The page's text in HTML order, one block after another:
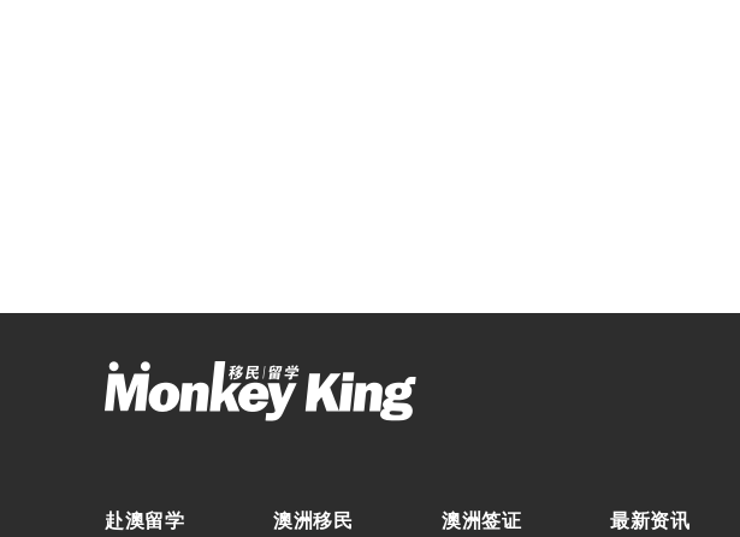
赴澳留学 澳洲移民 澳洲签证 最新资讯